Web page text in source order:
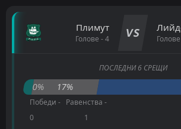
Плимут
Голове - 4 VS
ПОСЛЕДНИ 6 СРЕЩИ
0% 17%
Победи -
0
Равенства -
1